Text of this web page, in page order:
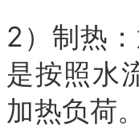
2）制热
是按照水
加热负荷。